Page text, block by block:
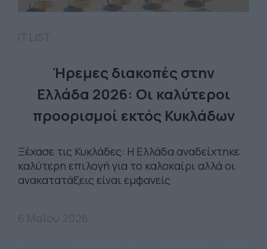
Ήρεμες διακοπές στην
Ελλάδα 2026: Οι καλύτεροι
προορισμοί εκτός Κυκλάδων
Ξέχασε τις Κυκλάδες: Η Ελλάδα αναδείχτηκε
καλύτερη επιλογή για το καλοκαίρι αλλά οι
ανακατατάξεις είναι εμφανείς